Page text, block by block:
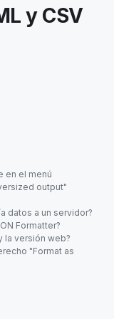
y CSV
en el menú
output"
datos a un servidor?
Formatter?
la versión web?
"Format as